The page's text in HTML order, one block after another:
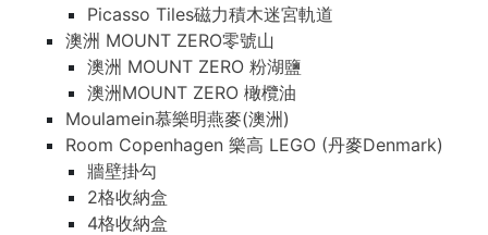
Picasso Tiles磁力積木迷宮軌道
澳洲 MOUNT ZERO零號山
澳洲 MOUNT ZERO 粉湖鹽
澳洲MOUNT ZERO 橄欖油
Moulamein慕樂明燕麥(澳洲)
Room Copenhagen 樂高 LEGO (丹麥Denmark)
牆壁掛勾
2格收納盒
4格收納盒